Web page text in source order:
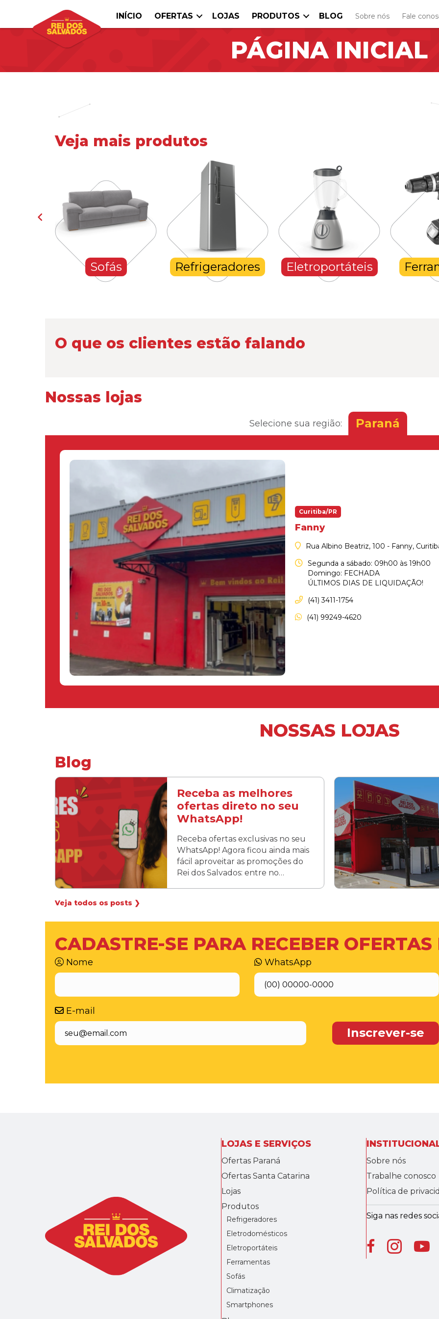
INÍCIO OFERTAS LOJAS PRODUTOS BLOG Sobre nós Fale
PÁGINA INICIAL
Veja mais produtos
Sofás Refrigeradores Eletroportáteis
O que os clientes estão falando
Nossas lojas
Selecione sua região: Paraná
Curitiba/PR
Fanny
Rua Albino Beatriz, 100 - Fanny,
Segunda a sábado: 09h00 às 19h00
Domingo: FECHADA
ÚLTIMOS DIAS DE LIQUIDAÇÃO!
(41) 3411-1754
(41) 99249-4620
NOSSAS LOJAS
Blog
Receba as melhores
ofertas direto no seu
WhatsApp!
Receba ofertas exclusivas no seu
WhatsApp! Agora ficou ainda mais
fácil aproveitar as promoções do
Rei dos Salvados: entre no…
Veja todos os posts ❯
CADASTRE-SE PARA RECEBER
Nome WhatsApp
E-mail
LOJAS E SERVIÇOS
Ofertas Paraná
Ofertas Santa Catarina
Lojas
Produtos
Refrigeradores
Eletrodomésticos
Eletroportáteis
Ferramentas
Sofás
Climatização
Smartphones
Sobre nós
Trabalhe conosco
Política de
Siga nas redes